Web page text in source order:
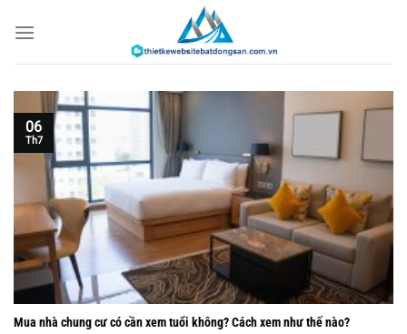
đến
Mua nhà chung cư có cần xem tuổi không? Cách xem như thế nào?
06
Th7